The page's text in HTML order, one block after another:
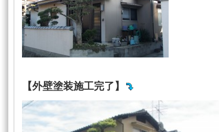
【外壁塗装施工完了】